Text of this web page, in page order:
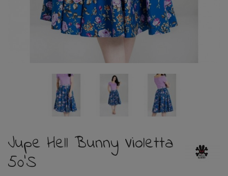
Jupe Hell Bunny Violetta
50'S